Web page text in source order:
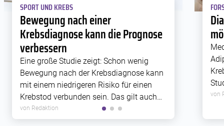
SPORT UND KREBS
Bewegung nach einer
Krebsdiagnose kann die Prognose
verbessern
Eine große Studie zeigt: Schon wenig
Bewegung nach der Krebsdiagnose kann
mit einem niedrigeren Risiko für einen
Krebstod verbunden sein. Das gilt auch
für Krebsarten, die bislang weniger gut
erforscht sind.
von Redaktion
von